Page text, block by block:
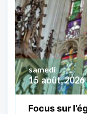
15 août, 2026
samedi
Focus sur